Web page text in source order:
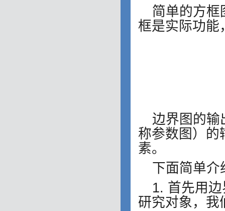
简单的方框
框是实际功能
边界图的输
称参数图）的
素。
下面简单介
1. 首先用
研究对象，我